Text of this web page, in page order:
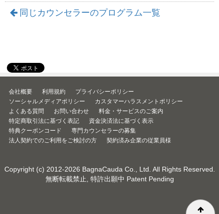
同じカウンセラーのプログラム一覧
会社概要 利用規約
プライバシーポリシー
ソーシャルメディアポリシー
カスタマーハラスメントポリシー
よくある質問
お問い合わせ
料金・サービスのご案内
特定商取引法に基づく表記
資金決済法に基づく表示
特典クーポンコード
専門カウンセラーの募集
法人契約でのご利用をご検討の方
契約済み企業の従業員様
Copyright (c) 2012-2026 BagnaCauda Co., Ltd. All Rights Reserved.
無断転載禁止, 特許出願中 Patent Pending